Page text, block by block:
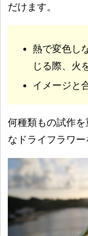
だけます。
熱で変色し
じる際、火
イメージと
何種類もの試作
なドライフラワー